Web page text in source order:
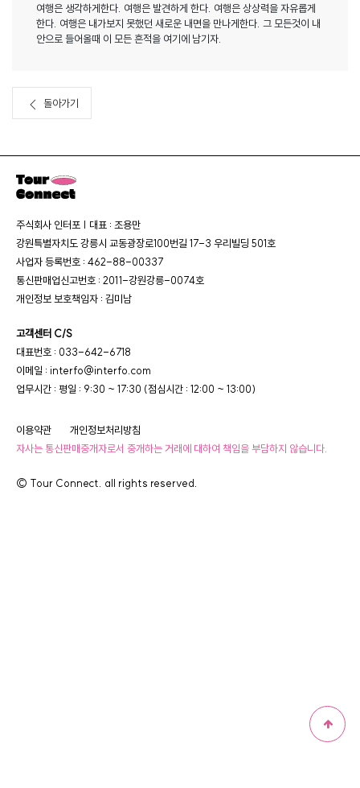
여행은 생각하게한다. 여행은 발견하게 한다. 여행은 상상력을 자유롭게
한다. 여행은 내가보지 못했던 새로운 내면을 만나게한다. 그 모든것이 내
안으로 들어올때 이 모든 흔적을 여기에 남기자.
돌아가기
주식회사 인터포 | 대표 : 조용만
강원특별자치도 강릉시 교동광장로100번길 17-3 우리빌딩 501호
사업자 등록번호 : 462-88-00337
통신판매업신고번호 : 2011-강원강릉-0074호
개인정보 보호책임자 : 김미남
고객센터 C/S
대표번호 : 033-642-6718
이메일 : interfo@interfo.com
업무시간 : 평일 : 9:30 ~ 17:30 (점심시간 : 12:00 ~ 13:00)
이용약관
개인정보처리방침
자사는 통신판매중개자로서 중개하는 거래에 대하여 책임을 부담하지 않습니다.
© Tour Connect. all rights reserved.